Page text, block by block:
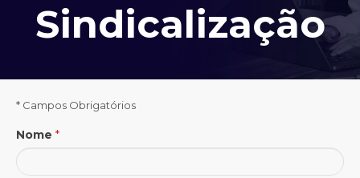
Sindicalização
* Campos Obrigatórios
Nome *